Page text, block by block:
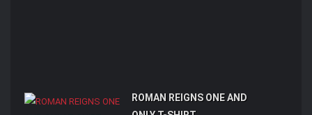
ROMAN REIGNS ONE AND